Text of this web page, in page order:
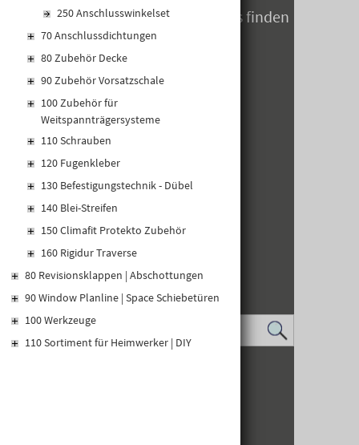
250 Anschlusswinkelset
70 Anschlussdichtungen
80 Zubehör Decke
90 Zubehör Vorsatzschale
100 Zubehör für
Weitspannträgersysteme
110 Schrauben
120 Fugenkleber
130 Befestigungstechnik - Dübel
140 Blei-Streifen
150 Climafit Protekto Zubehör
160 Rigidur Traverse
80 Revisionsklappen | Abschottungen
90 Window Planline | Space Schiebetüren
100 Werkzeuge
110 Sortiment für Heimwerker | DIY
Öffnungszeiten zum Jahreswechsels finden
Sie hier